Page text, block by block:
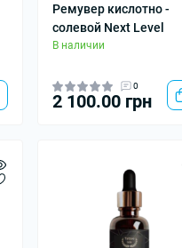
Ремувер кислотно -
солевой Next Level
В наличии
0
2 100.00 грн